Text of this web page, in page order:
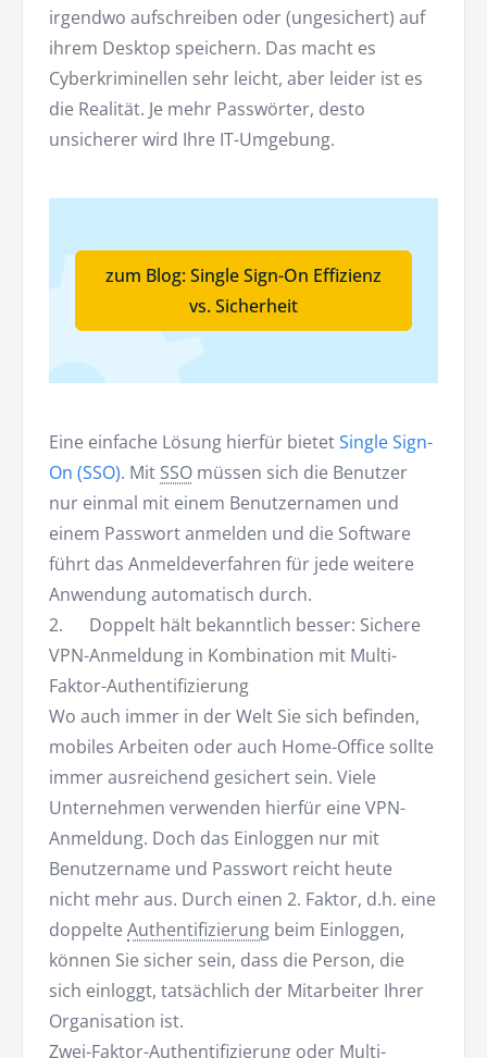
irgendwo aufschreiben oder (ungesichert) auf
ihrem Desktop speichern. Das macht es
Cyberkriminellen sehr leicht, aber leider ist es
die Realität. Je mehr Passwörter, desto
unsicherer wird Ihre IT-Umgebung.
zum Blog: Single Sign-On Effizienz
vs. Sicherheit
Eine einfache Lösung hierfür bietetSingle Sign-
On (SSO). Mit SSO müssen sich die Benutzer
nur einmal mit einem Benutzernamen und
einem Passwort anmelden und die Software
führt das Anmeldeverfahren für jede weitere
Anwendung automatisch durch.
2. Doppelt hält bekanntlich besser: Sichere
VPN-Anmeldung in Kombination mit Multi-
Faktor-Authentifizierung
Wo auch immer in der Welt Sie sich befinden,
mobiles Arbeiten oder auch Home-Office sollte
immer ausreichend gesichert sein. Viele
Unternehmen verwenden hierfür eine VPN-
Anmeldung. Doch das Einloggen nur mit
Benutzername und Passwort reicht heute
nicht mehr aus. Durch einen 2. Faktor, d.h. eine
doppelte Authentifizierung beim Einloggen,
können Sie sicher sein, dass die Person, die
sich einloggt, tatsächlich der Mitarbeiter Ihrer
Organisation ist.
Zwei-Faktor-Authentifizierung oder Multi-